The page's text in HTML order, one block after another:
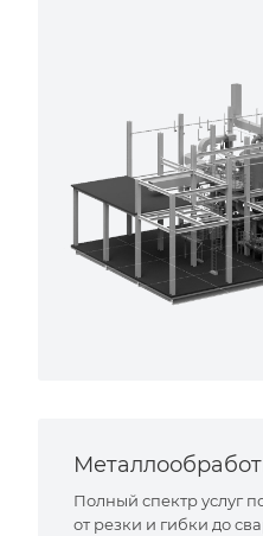
Полный спектр услуг
от резки и гибки до